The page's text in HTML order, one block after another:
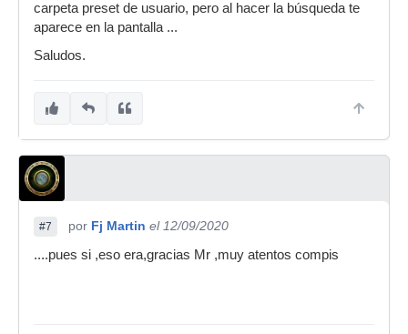
carpeta preset de usuario, pero al hacer la búsqueda te
aparece en la pantalla ...
Saludos.
#7 por Fj Martin el 12/09/2020
....pues si ,eso era,gracias Mr ,muy atentos compis